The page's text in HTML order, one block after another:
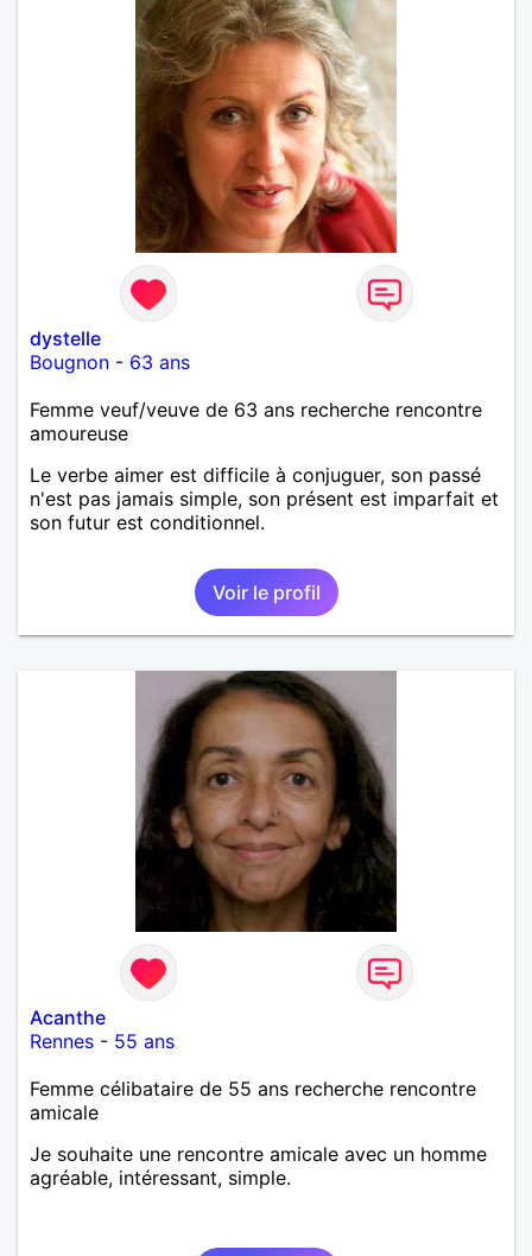
dystelle
Bougnon - 63 ans
Femme veuf/veuve de 63 ans recherche rencontre
amoureuse
Le verbe aimer est difficile à conjuguer, son passé
n'est pas jamais simple, son présent est imparfait et
son futur est conditionnel.
Voir le profil
Acanthe
Rennes - 55 ans
Femme célibataire de 55 ans recherche rencontre
amicale
Je souhaite une rencontre amicale avec un homme
agréable, intéressant, simple.